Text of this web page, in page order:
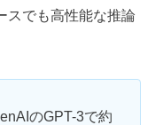
スでも高性能な推論
のGPT-3で約